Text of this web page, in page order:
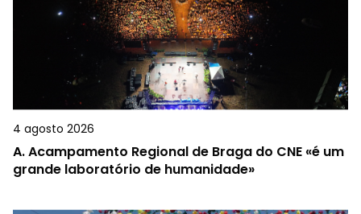
4 agosto 2026
A.Acampamento Regional de Braga do CNE «é um
grande laboratório de humanidade»